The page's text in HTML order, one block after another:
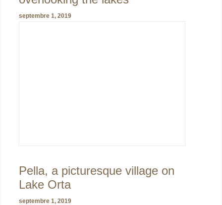
septembre 1, 2019
Pella, a picturesque village on
Lake Orta
septembre 1, 2019